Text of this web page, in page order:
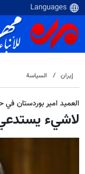
إيران السياسة
العميد امير بوردستان في
لاشيء يستدعي